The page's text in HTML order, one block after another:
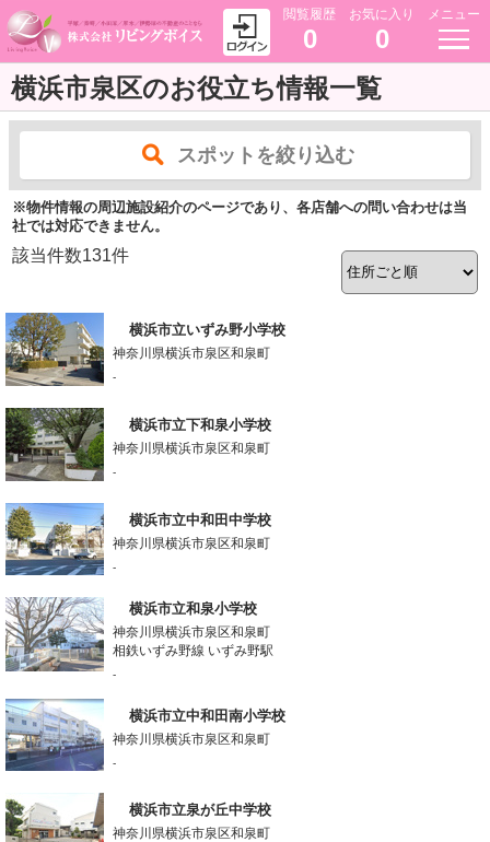
閲覧履歴
0
お気に入り
0
メニュー
横浜市泉区のお役立ち情報一覧
スポットを絞り込む
※物件情報の周辺施設紹介のページであり、各店舗への問い合わせは当
社では対応できません。
該当件数131件
横浜市立いずみ野小学校
神奈川県横浜市泉区和泉町
-
横浜市立下和泉小学校
神奈川県横浜市泉区和泉町
-
横浜市立中和田中学校
神奈川県横浜市泉区和泉町
-
横浜市立和泉小学校
神奈川県横浜市泉区和泉町
相鉄いずみ野線 いずみ野駅
-
横浜市立中和田南小学校
神奈川県横浜市泉区和泉町
-
横浜市立泉が丘中学校
神奈川県横浜市泉区和泉町